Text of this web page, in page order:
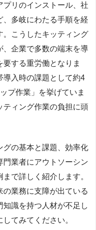
リのインストール、社
、多岐にわたる手順を経
。こうしたキッティング
、企業で多数の端末を導
する重労働となりま
導入時の課題として約4
プ作業」を挙げていま
ティング作業の負担に頭
グの基本と課題、効率化
業者にアウトソーシン
で詳しく紹介します。
業務に支障が出ている
識を持つ人材が不足し
てみてください。